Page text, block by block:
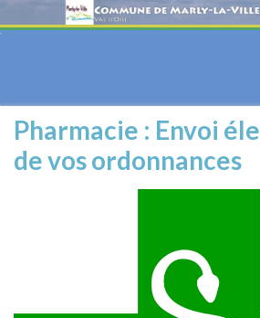
Pharmacie : Envoi
de vos ordonnances